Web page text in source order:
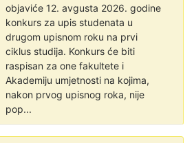
objaviće 12. avgusta 2026. godine
konkurs za upis studenata u
drugom upisnom roku na prvi
ciklus studija. Konkurs će biti
raspisan za one fakultete i
Akademiju umjetnosti na kojima,
nakon prvog upisnog roka, nije
pop...